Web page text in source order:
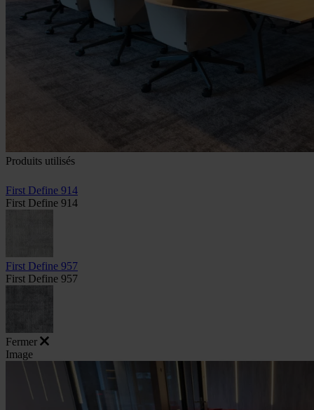
Produits utilisés
First Define 914
First Define 914
First Define 957
First Define 957
Fermer
Image